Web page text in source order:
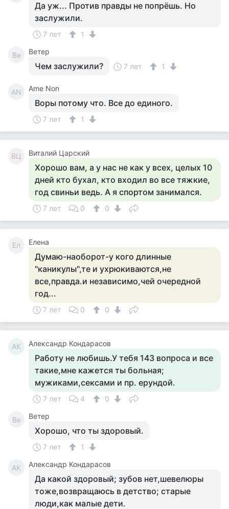
Да уж... Против правды не попрёшь. Но
заслужили.
7 лет 1
Ве Ветер
Чем заслужили? 7 лет 1
AN Ame Non
Воры потому что. Все до единого.
7 лет 1
ВЦ Виталий Царский
Хорошо вам, а у нас не как у всех, целых 10
дней кто бухал, кто входил во все тяжкие,
год свиньи ведь. А я спортом занимался.
7 лет 0 0
Ел Елена
Думаю-наоборот-у кого длинные
"каникулы",те и ухрюкиваются,не
все,правда.и независимо,чей очередной
год...
7 лет 0 0
АК Александр Кондарасов
Работу не любишь.У тебя 143 вопроса и все
такие,мне кажется ты больная;
мужиками,сексами и пр. ерундой.
7 лет 4 0
Ве Ветер
Хорошо, что ты здоровый.
7 лет 1
АК Александр Кондарасов
Да какой здоровый; зубов нет,шевелюры
тоже,возвращаюсь в детство; старые
люди,как малые дети.